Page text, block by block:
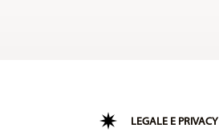
LEGALE E PRIVACY